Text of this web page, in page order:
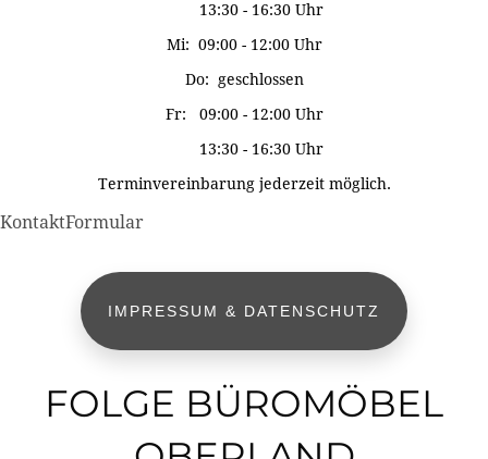
13:30 - 16:30 Uhr
Mi: 09:00 - 12:00 Uhr
Do: geschlossen
Fr: 09:00 - 12:00 Uhr
13:30 - 16:30 Uhr
Terminvereinbarung jederzeit möglich.
KontaktFormular
IMPRESSUM & DATENSCHUTZ
FOLGE BÜROMÖBEL